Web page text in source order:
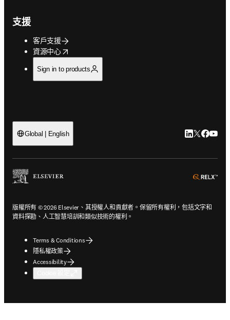
支援
客戶支援
資源中心
opens in new tab/window
Sign in to products
Global | English LinkedIn 打
Twitter 打
版權所有 © 2026 Elsevier、其授權人和貢獻者。保留所有權利，包括文字和
資料探勘、人工智慧培訓和類似技術的權利。
Terms & Conditions
隱私權政策
Accessibility